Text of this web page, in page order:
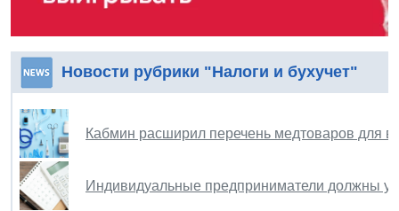
Новости рубрики "Налоги и бухучет"
Кабмин расширил перечень медтоваров для
Индивидуальные предприниматели должны